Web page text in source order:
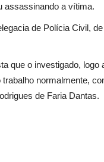
assassinando a vítima.
de Polícia Civil,
que o investigado,
normalmente,
de Faria Dantas.